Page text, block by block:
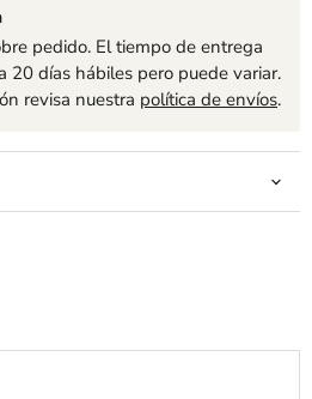
pedido. El tiempo de entrega
20 días hábiles pero puede variar.
revisa nuestra política de envíos.